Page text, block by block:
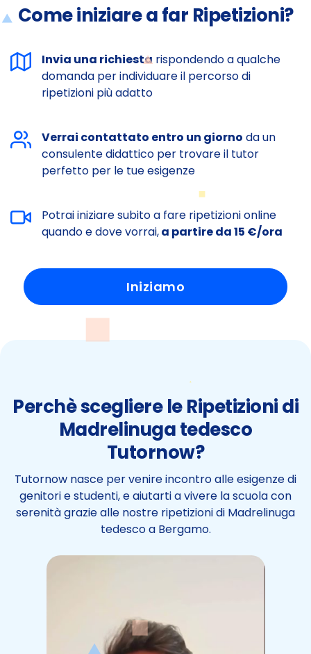
Come iniziare a far Ripetizioni?
Invia una richiesta rispondendo a qualche
domanda per individuare il percorso di
ripetizioni più adatto
Verrai contattato entro un giorno da un
consulente didattico per trovare il tutor
perfetto per le tue esigenze
Potrai iniziare subito a fare ripetizioni online
quando e dove vorrai,a partire da 15 €/ora
Iniziamo
Perchè scegliere le Ripetizioni di
Madrelinuga tedesco
Tutornow?
Tutornow nasce per venire incontro alle esigenze di
genitori e studenti, e aiutarti a vivere la scuola con
serenità grazie alle nostre ripetizioni di Madrelinuga
tedesco a Bergamo.